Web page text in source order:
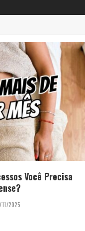
Você Precisa
2025